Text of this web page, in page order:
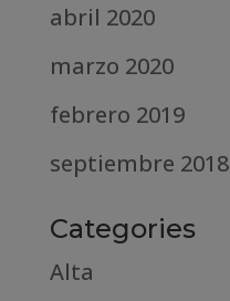
abril 2020
marzo 2020
febrero 2019
septiembre 2018
Categories
Alta